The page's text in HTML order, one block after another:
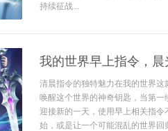
持续征战...
我的世界早上指令，
清晨指令的独特魅力在我的世界
唤醒这个世界的神奇钥匙，当第
迎接新的一天，使用早上相关指
始，或是让一个可能混乱的世界